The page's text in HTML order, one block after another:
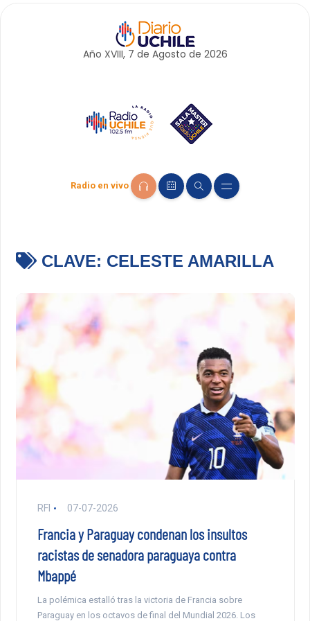
Año XVIII, 7 de Agosto de 2026
Radio en vivo
CLAVE: CELESTE AMARILLA
RFI 07-07-2026
Francia y Paraguay condenan los insultos
racistas de senadora paraguaya contra
Mbappé
La polémica estalló tras la victoria de Francia sobre
Paraguay en los octavos de final del Mundial 2026. Los